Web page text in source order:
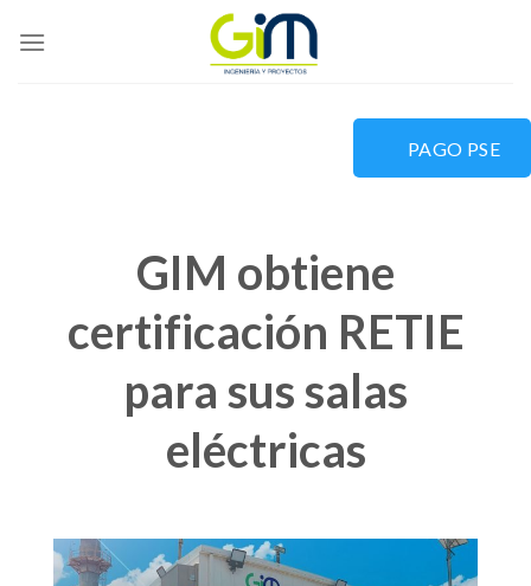
GIM obtiene
certificación RETIE
para sus salas
eléctricas
PAGO PSE